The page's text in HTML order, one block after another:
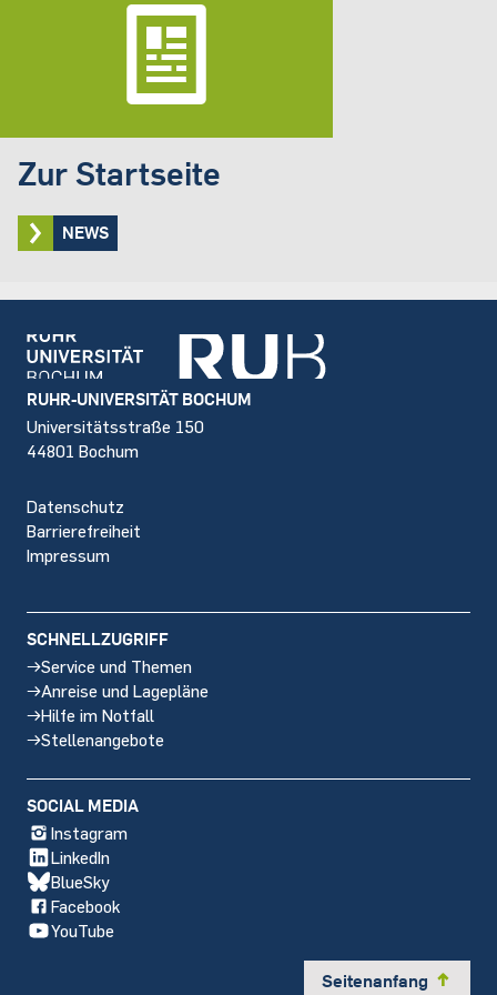
Zur Startseite
NEWS
Footer
RUHR-UNIVERSITÄT BOCHUM
Universitätsstraße 150
44801 Bochum
Datenschutz
Barrierefreiheit
Impressum
SCHNELLZUGRIFF
Service und Themen
Anreise und Lagepläne
Hilfe im Notfall
Stellenangebote
SOCIAL MEDIA
Instagram
LinkedIn
BlueSky
Facebook
YouTube
Seitenanfang y